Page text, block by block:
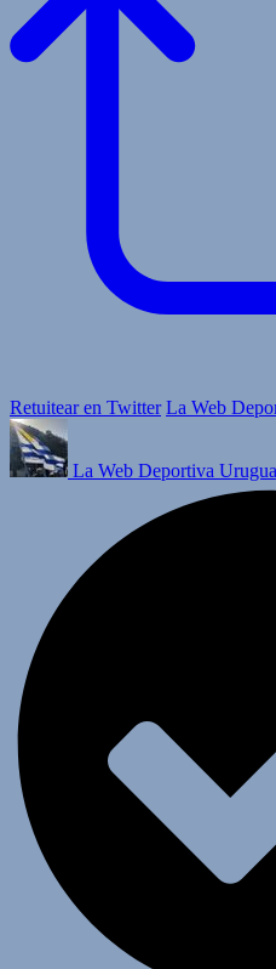
Retuitear en Twitter La Web
La Web Deportiva